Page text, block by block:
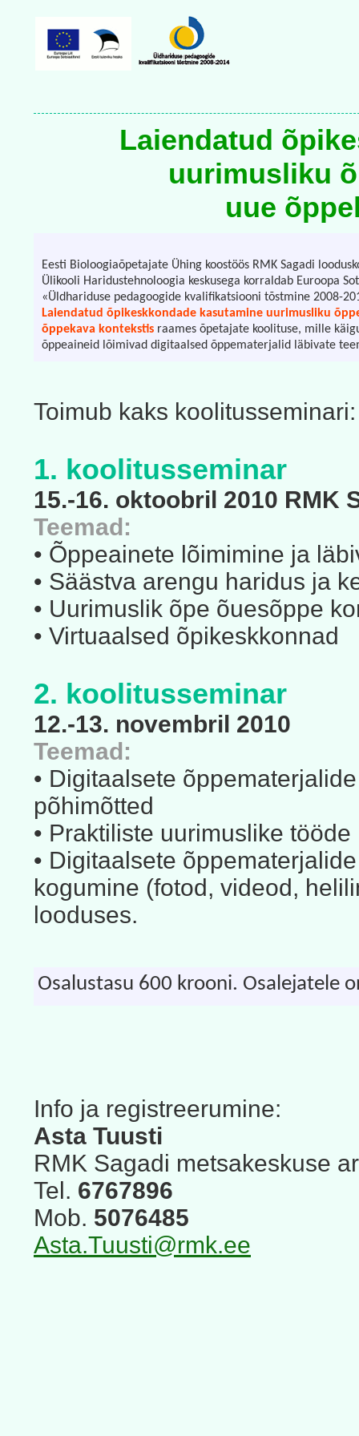
Laiendatud
uurimusliku
uue
Eesti Bioloogiaõpetajate Ühing koostöös RMK Sagadi
Ülikooli Haridustehnoloogia keskusega korraldab Euroopa
«Üldhariduse pedagoogide kvalifikatsiooni tõstmine 2008-
Laiendatud õpikeskkondade kasutamine uurimusliku
õppekava kontekstis raames õpetajate koolituse, mille
õppeaineid lõimivad digitaalsed õppematerjalid läbivate
Toimub kaks koolitusseminari:
1. koolitusseminar
15.-16. oktoobril 2010 RMK
Teemad:
• Õppeainete lõimimine ja
• Säästva arengu haridus ja
• Uurimuslik õpe õuesõppe
• Virtuaalsed õpikeskkonnad
2. koolitusseminar
12.-13. novembril 2010
Teemad:
• Digitaalsete
põhimõtted
• Praktiliste uurimuslike
• Digitaalsete
kogumine (fotod, videod,
looduses.
Osalustasu 600 krooni. Osalejatele
Info ja registreerumine:
Asta Tuusti
RMK Sagadi metsakeskuse
Tel. 6767896
Mob. 5076485
Asta.Tuusti@rmk.ee